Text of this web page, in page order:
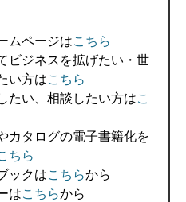
ムページはこちら
ビジネスを拡げたい・世
い方はこちら
たい、相談したい方はこ
カタログの電子書籍化を
ちら
ックはこちらから
はこちらから